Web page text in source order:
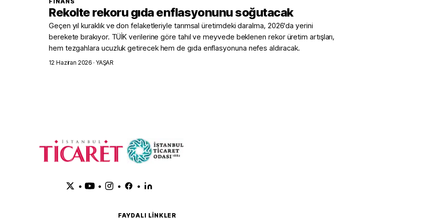
Rekolte rekoru gıda enflasyonunu soğutacak
Geçen yıl kuraklık ve don felaketleriyle tarımsal üretimdeki daralma, 2026'da yerini
berekete bırakıyor. TÜİK verilerine göre tahıl ve meyvede beklenen rekor üretim artışları,
hem tezgahlara ucuzluk getirecek hem de gıda enflasyonuna nefes aldıracak.
12 Haziran 2026· YAŞAR
• • • •
FAYDALI LINKLER